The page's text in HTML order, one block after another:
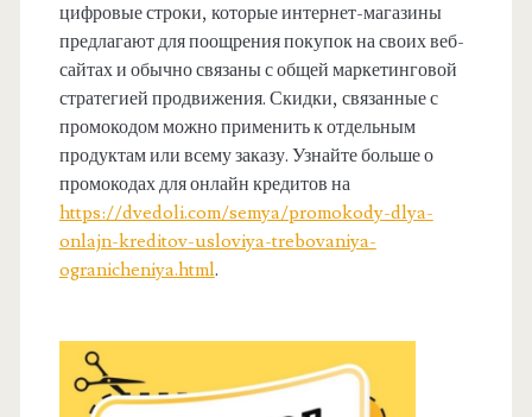
цифровые строки, которые интернет-магазины
предлагают для поощрения покупок на своих веб-
сайтах и ​​обычно связаны с общей маркетинговой
стратегией продвижения. Скидки, связанные с
промокодом можно применить к отдельным
продуктам или всему заказу. Узнайте больше о
промокодах для онлайн кредитов на
https://dvedoli.com/semya/promokody-dlya-
onlajn-kreditov-usloviya-trebovaniya-
ogranicheniya.html.